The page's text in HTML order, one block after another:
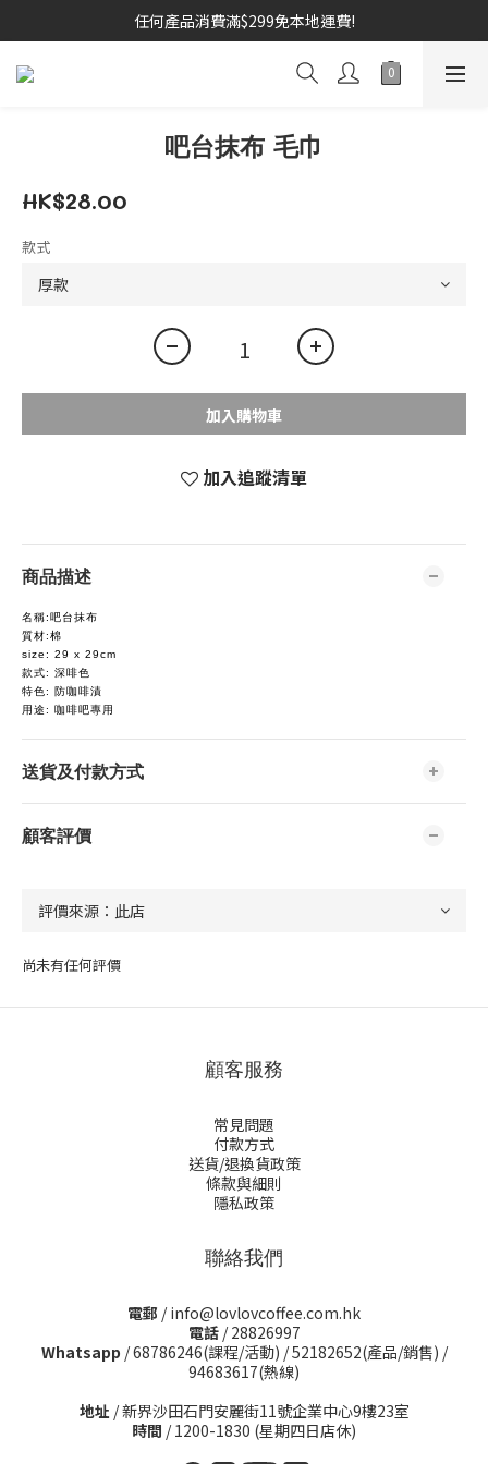
任何產品消費滿$299免本地運費!
吧台抹布 毛巾
HK$28.00
款式
加入購物車
加入追蹤清單
商品描述
名稱:吧台抹布
質材:棉
size: 29 x 29cm
款式: 深啡色
特色: 防咖啡漬
用途: 咖啡吧專用
送貨及付款方式
顧客評價
尚未有任何評價
顧客服務
常見問題
付款方式
送貨/退換貨政策
條款與細則
隱私政策
聯絡我們
電郵 / info@lovlovcoffee.com.hk
電話/ 28826997
Whatsapp /68786246(課程/活動) /52182652(產品/銷售) /
94683617(熱線)
地址 / 新界沙田石門安麗街11號企業中心9樓23室
時間 / 1200-1830 (星期四日店休)